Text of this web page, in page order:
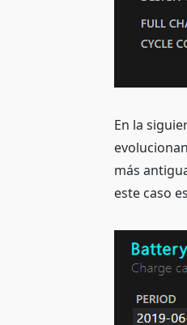
En la
más
este caso